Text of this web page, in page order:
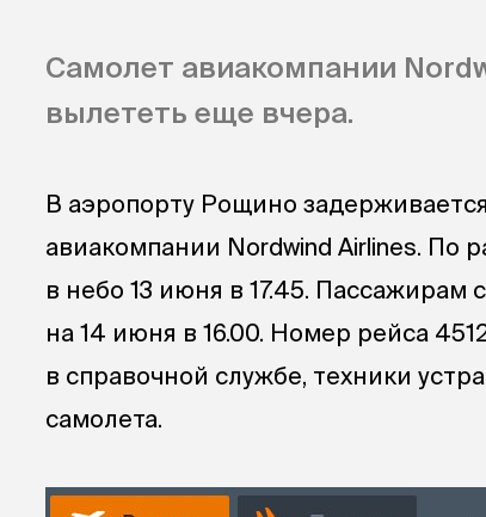
Самолет авиакомпании
вылететь еще вчера.
В аэропорту Рощино
авиакомпании Nordwind Airlines. По
в небо 13 июня в 17.45.
на 14 июня в 16.00. Номер рейса
в справочной службе, техники
самолета.